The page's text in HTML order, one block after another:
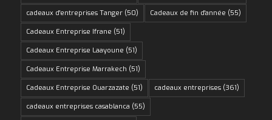
cadeaux d'entreprises Tanger(50) Cadeaux de fin d'année (55)
Cadeaux Entreprise Ifrane (51)
Cadeaux Entreprise Laayoune (51)
Cadeaux Entreprise Marrakech (51)
Cadeaux Entreprise Ouarzazate (51) cadeaux entreprises(361)
cadeaux entreprises casablanca (55)